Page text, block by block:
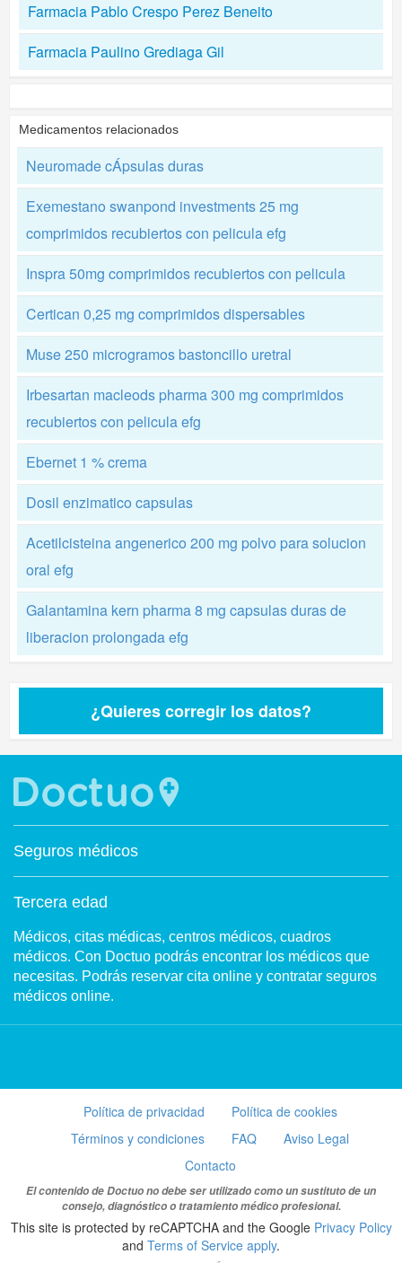
Farmacia Pablo Crespo Perez Beneito
Farmacia Paulino Grediaga Gil
Medicamentos relacionados
Neuromade cÁpsulas duras
Exemestano swanpond investments 25 mg
comprimidos recubiertos con pelicula efg
Inspra 50mg comprimidos recubiertos con pelicula
Certican 0,25 mg comprimidos dispersables
Muse 250 microgramos bastoncillo uretral
Irbesartan macleods pharma 300 mg comprimidos
recubiertos con pelicula efg
Ebernet 1 % crema
Dosil enzimatico capsulas
Acetilcisteina angenerico 200 mg polvo para solucion
oral efg
Galantamina kern pharma 8 mg capsulas duras de
liberacion prolongada efg
¿Quieres corregir los datos?
Seguros médicos
Tercera edad
Médicos, citas médicas, centros médicos, cuadros
médicos. Con Doctuo podrás encontrar los médicos que
necesitas. Podrás reservar cita online y contratar seguros
médicos online.
Política de privacidad
Política de cookies
Términos y condiciones
FAQ
Aviso Legal
Contacto
El contenido de Doctuo no debe ser utilizado como un sustituto de un
consejo, diagnóstico o tratamiento médico profesional.
This site is protected by reCAPTCHA and the Google Privacy Policy
and Terms of Service apply.